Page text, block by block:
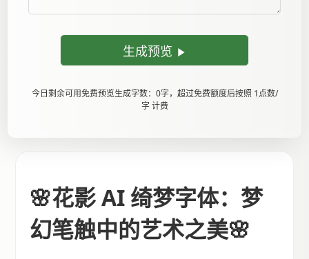
生成预览
今日剩余可用免费预览生成字数：0字，超过免费额度后按照 1点数/
字 计费
🌸花影 AI 绮梦字体：梦
幻笔触中的艺术之美🌸